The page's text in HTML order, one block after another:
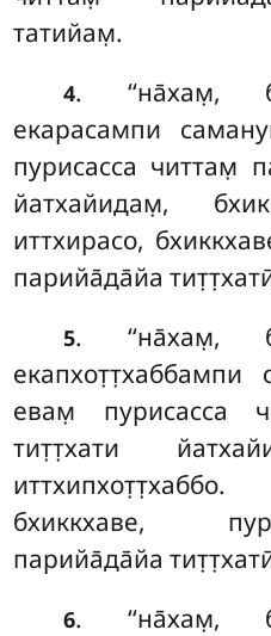
татийам̣.
4. ‘‘на̄хам̣,
екарасампи
пурисасса читтам̣
йатхайидам̣,
иттхирасо,
парийа̄да̄йа
5. ‘‘на̄хам̣,
евам̣ пурисасса
тит̣т̣хати
бхиккхаве,
парийа̄да̄йа
6. ‘‘на̄хам̣,